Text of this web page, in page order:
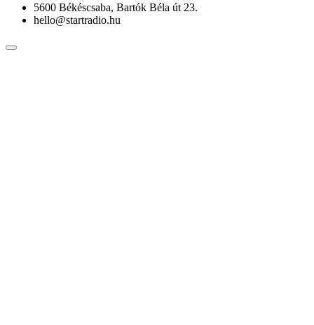
5600 Békéscsaba, Bartók Béla út 23.
hello@startradio.hu